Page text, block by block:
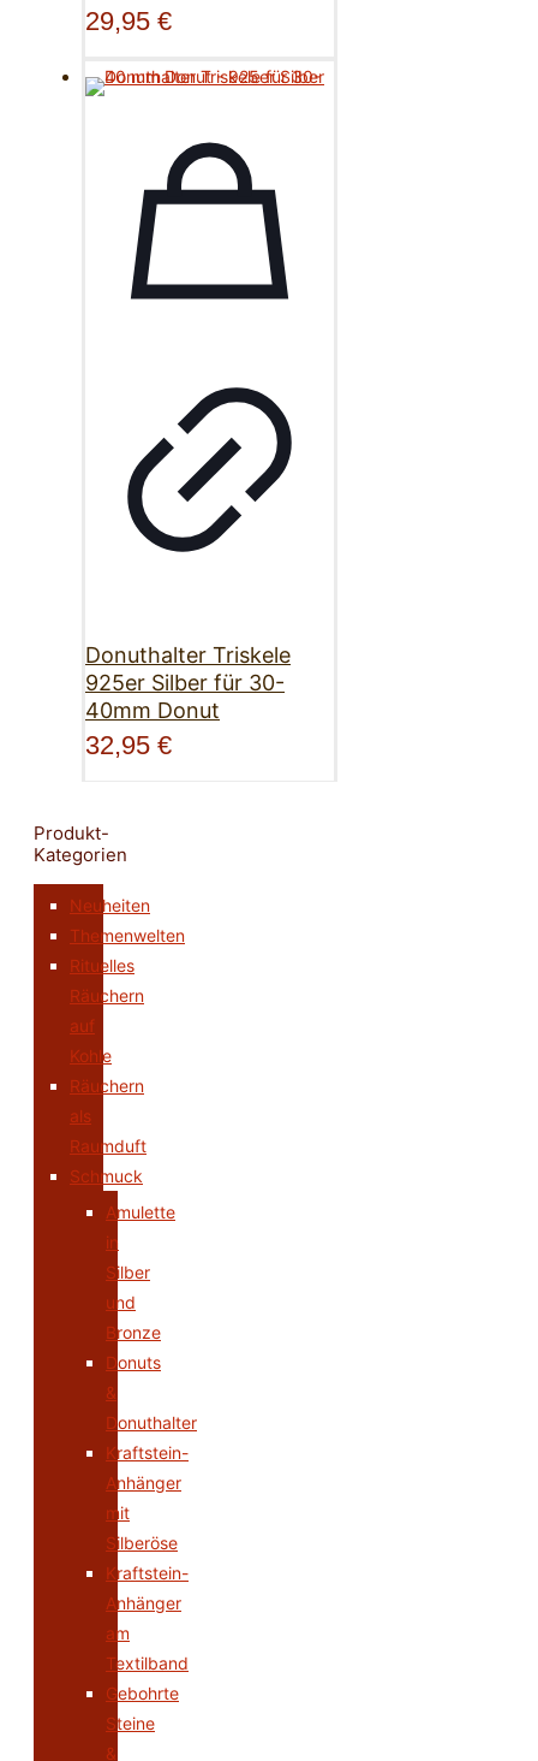
29,95 €
Donuthalter Triskele
925er Silber für 30-
40mm Donut
32,95 €
Produkt-
Kategorien
Neuheiten
Themenwelten
Rituelles
Räuchern
auf
Kohle
Räuchern
als
Raumduft
Schmuck
Amulette
in
Silber
und
Bronze
Donuts
&
Donuthalter
Kraftstein-
Anhänger
mit
Silberöse
Kraftstein-
Anhänger
am
Textilband
Gebohrte
Steine
&